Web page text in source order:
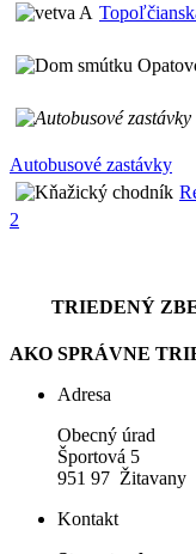
Autobusové zastávky
2
TRIEDENÝ
AKO SPRÁVNE
Adresa
Obecný úrad
Športová 5
951 97 Žitavany
Kontakt